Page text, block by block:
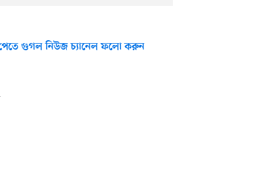
গুগল নিউজ চ্যানেল ফলো করুন